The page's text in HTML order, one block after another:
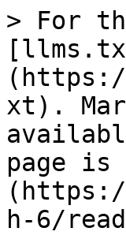
> For
xt).
page is
(https://
h-6/